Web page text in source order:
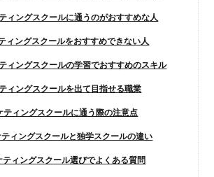
ィングスクールに通うのがおすすめな人
ィングスクールをおすすめできない人
ィングスクールの学習でおすすめのスキル
ィングスクールを出て目指せる職業
ティングスクールに通う際の注意点
ィングスクールと独学スクールの違い
ィングスクール選びでよくある質問